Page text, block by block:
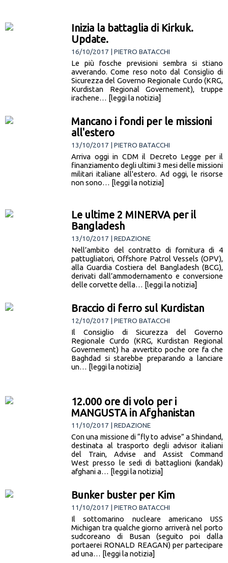
Inizia la battaglia di Kirkuk.
Update.
16/10/2017 | PIETRO BATACCHI
Le più fosche previsioni sembra si stiano
avverando. Come reso noto dal Consiglio di
Sicurezza del Governo Regionale Curdo (KRG,
Kurdistan Regional Governement), truppe
irachene… [leggi la notizia]
Mancano i fondi per le missioni
all'estero
13/10/2017 | PIETRO BATACCHI
Arriva oggi in CDM il Decreto Legge per il
finanziamento degli ultimi 3 mesi delle missioni
militari italiane all'estero. Ad oggi, le risorse
non sono… [leggi la notizia]
Le ultime 2 MINERVA per il
Bangladesh
13/10/2017 | REDAZIONE
Nell’ambito del contratto di fornitura di 4
pattugliatori, Offshore Patrol Vessels (OPV),
alla Guardia Costiera del Bangladesh (BCG),
derivati dall’ammodernamento e conversione
delle corvette della… [leggi la notizia]
Braccio di ferro sul Kurdistan
12/10/2017 | PIETRO BATACCHI
Il Consiglio di Sicurezza del Governo
Regionale Curdo (KRG, Kurdistan Regional
Governement) ha avvertito poche ore fa che
Baghdad si starebbe preparando a lanciare
un… [leggi la notizia]
12.000 ore di volo per i
MANGUSTA in Afghanistan
11/10/2017 | REDAZIONE
Con una missione di “fly to advise” a Shindand,
destinata al trasporto degli advisor italiani
del Train, Advise and Assist Command
West presso le sedi di battaglioni (kandak)
afghani a… [leggi la notizia]
Bunker buster per Kim
11/10/2017 | PIETRO BATACCHI
Il sottomarino nucleare americano USS
Michigan tra qualche giorno arriverà nel porto
sudcoreano di Busan (seguito poi dalla
portaerei RONALD REAGAN) per partecipare
ad una… [leggi la notizia]